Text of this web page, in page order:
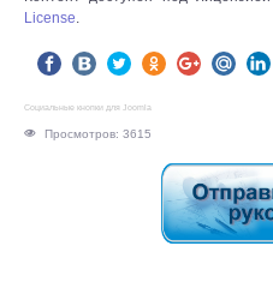
License.
Социальные кнопки для Joomla
Просмотров: 3615